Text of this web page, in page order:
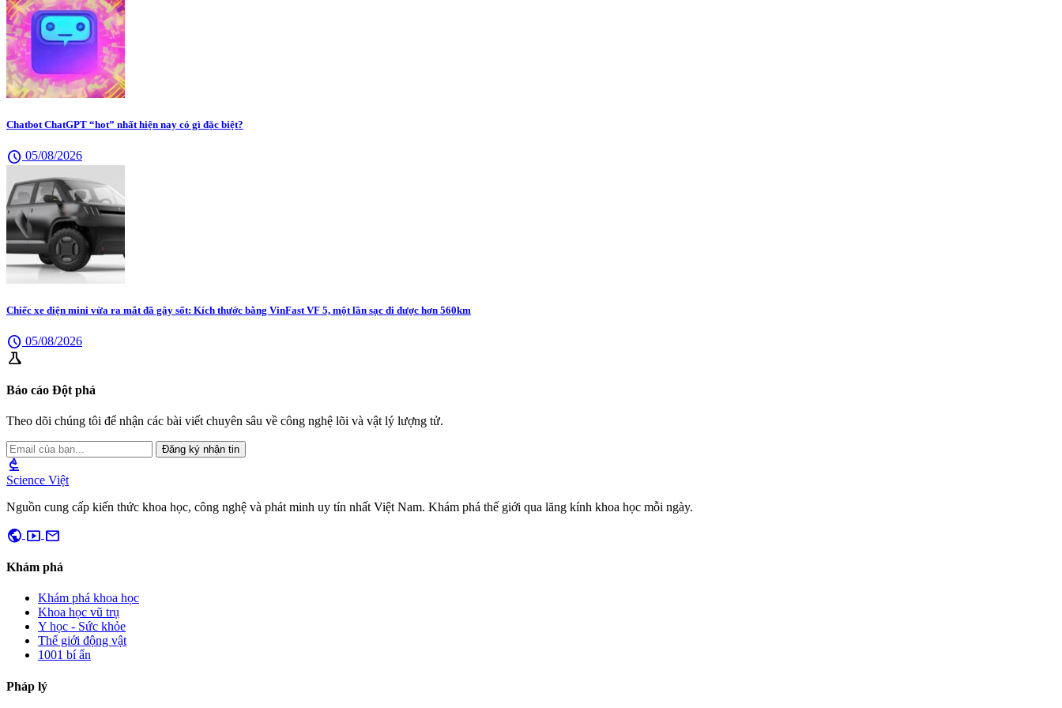
Chatbot ChatGPT “hot” nhất hiện nay có gì đặc biệt?
schedule 05/08/2026
Chiếc xe điện mini vừa ra mắt đã gây sốt: Kích thước bằng VinFast VF 5, một lần sạc đi được hơn 560km
schedule 05/08/2026
science
Báo cáo Đột phá
Theo dõi chúng tôi để nhận các bài viết chuyên sâu về công nghệ lõi và vật lý lượng tử.
Đăng ký nhận tin
biotech
Science Việt
Nguồn cung cấp kiến thức khoa học, công nghệ và phát minh uy tín nhất Việt Nam. Khám phá thế giới qua lăng kính khoa học mỗi ngày.
public smart_display mail
Khám phá
Khám phá khoa học
Khoa học vũ trụ
Y học - Sức khỏe
Thế giới động vật
1001 bí ẩn
Pháp lý